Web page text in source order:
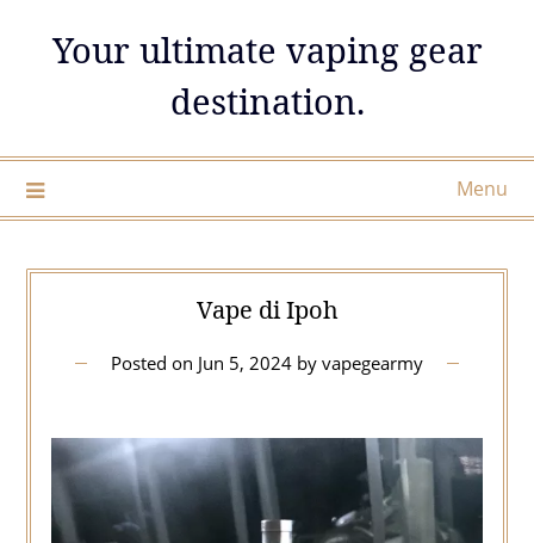
Your ultimate vaping gear
destination.
Menu
Vape di Ipoh
Posted on Jun 5, 2024 by vapegearmy